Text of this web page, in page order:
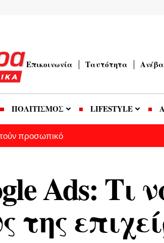
Επικοινωνία Ταυτότητα
ΠΟΛΙΤΙΣΜΟΣ LIFESTYLE
προσωπικό
Ads: Τι
της